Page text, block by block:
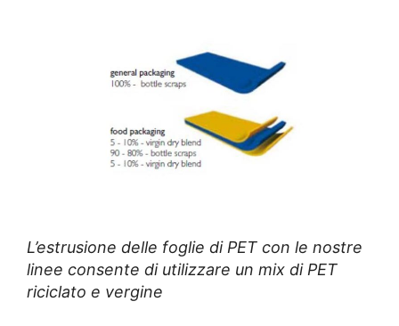
L’estrusione delle foglie di PET con le nostre
linee consente di utilizzare un mix di PET
riciclato e vergine